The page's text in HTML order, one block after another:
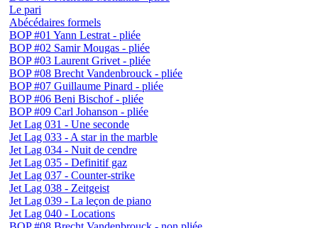
Le pari
Abécédaires formels
BOP #01 Yann Lestrat - pliée
BOP #02 Samir Mougas - pliée
BOP #03 Laurent Grivet - pliée
BOP #08 Brecht Vandenbrouck - pliée
BOP #07 Guillaume Pinard - pliée
BOP #06 Beni Bischof - pliée
BOP #09 Carl Johanson - pliée
Jet Lag 031 - Une seconde
Jet Lag 033 - A star in the marble
Jet Lag 034 - Nuit de cendre
Jet Lag 035 - Definitif gaz
Jet Lag 037 - Counter-strike
Jet Lag 038 - Zeitgeist
Jet Lag 039 - La leçon de piano
Jet Lag 040 - Locations